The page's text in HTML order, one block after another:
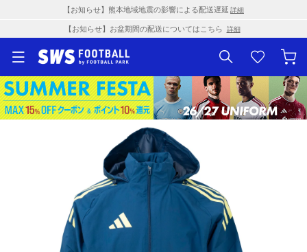
【お知らせ】熊本地域地震の影響による配送遅延 詳細
【お知らせ】お盆期間の配送についてはこちら 詳細